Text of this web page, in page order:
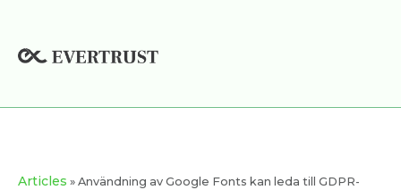
innehåll
Articles » Användning av Google Fonts kan leda till GDPR-